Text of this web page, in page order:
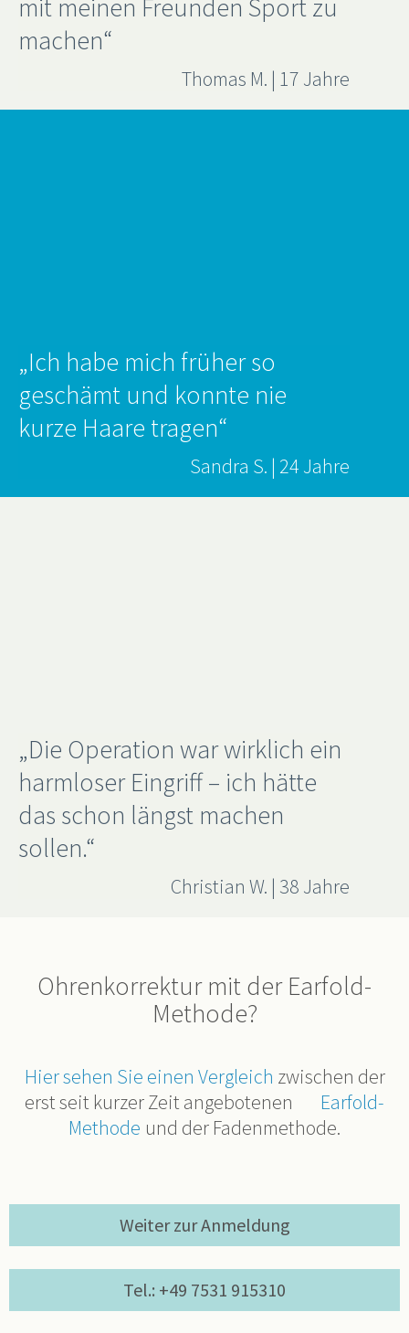
mit meinen Freunden Sport zu
machen“
Thomas M. | 17 Jahre
„Ich habe mich früher so
geschämt und konnte nie
kurze Haare tragen“
Sandra S. | 24 Jahre
„Die Operation war wirklich ein
harmloser Eingriff – ich hätte
das schon längst machen
sollen.“
Christian W. | 38 Jahre
Ohrenkorrektur mit der Earfold-
Methode?
Hier sehen Sie einen Vergleich zwischen der
erst seit kurzer Zeit angebotenen
Earfold-
Methode und der Fadenmethode.
Weiter zur Anmeldung
Tel.: +49 7531 915310